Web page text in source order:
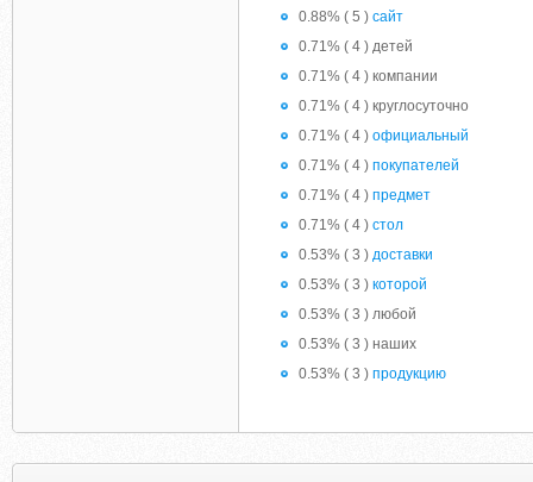
0.88% ( 5 ) сайт
0.71% ( 4 ) детей
0.71% ( 4 ) компании
0.71% ( 4 ) круглосуточно
0.71% ( 4 ) официальный
0.71% ( 4 ) покупателей
0.71% ( 4 ) предмет
0.71% ( 4 ) стол
0.53% ( 3 ) доставки
0.53% ( 3 ) которой
0.53% ( 3 ) любой
0.53% ( 3 ) наших
0.53% ( 3 ) продукцию